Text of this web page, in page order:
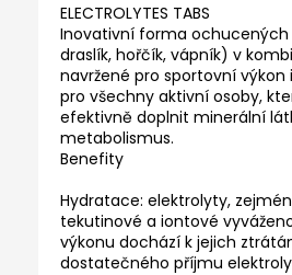
ELECTROLYTES TABS
Inovativní forma
draslík, hořčík, vápník) v
navržené pro sportovní
pro všechny aktivní osoby,
efektivně doplnit minerální
metabolismus.
Benefity
Hydratace: elektrolyty,
tekutinové a iontové
výkonu dochází k jejich
dostatečného příjmu